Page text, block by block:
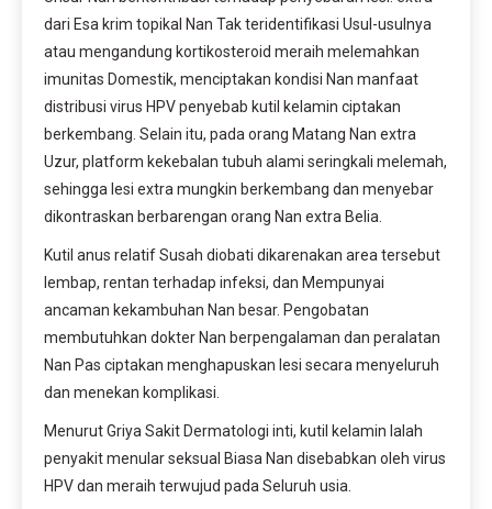
dari Esa krim topikal Nan Tak teridentifikasi Usul-usulnya
atau mengandung kortikosteroid meraih melemahkan
imunitas Domestik, menciptakan kondisi Nan manfaat
distribusi virus HPV penyebab kutil kelamin ciptakan
berkembang. Selain itu, pada orang Matang Nan extra
Uzur, platform kekebalan tubuh alami seringkali melemah,
sehingga lesi extra mungkin berkembang dan menyebar
dikontraskan berbarengan orang Nan extra Belia.
Kutil anus relatif Susah diobati dikarenakan area tersebut
lembap, rentan terhadap infeksi, dan Mempunyai
ancaman kekambuhan Nan besar. Pengobatan
membutuhkan dokter Nan berpengalaman dan peralatan
Nan Pas ciptakan menghapuskan lesi secara menyeluruh
dan menekan komplikasi.
Menurut Griya Sakit Dermatologi inti, kutil kelamin Ialah
penyakit menular seksual Biasa Nan disebabkan oleh virus
HPV dan meraih terwujud pada Seluruh usia.